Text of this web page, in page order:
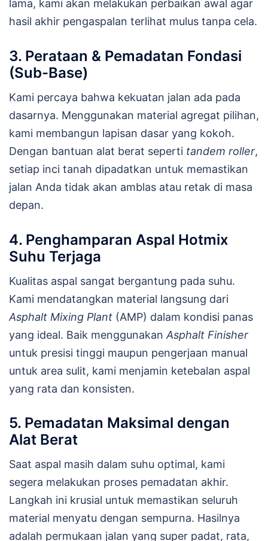
lama, kami akan melakukan perbaikan awal agar
hasil akhir pengaspalan terlihat mulus tanpa cela.
3. Perataan & Pemadatan Fondasi
(Sub-Base)
Kami percaya bahwa kekuatan jalan ada pada
dasarnya. Menggunakan material agregat pilihan,
kami membangun lapisan dasar yang kokoh.
Dengan bantuan alat berat seperti tandem roller,
setiap inci tanah dipadatkan untuk memastikan
jalan Anda tidak akan amblas atau retak di masa
depan.
4. Penghamparan Aspal Hotmix
Suhu Terjaga
Kualitas aspal sangat bergantung pada suhu.
Kami mendatangkan material langsung dari
Asphalt Mixing Plant (AMP) dalam kondisi panas
yang ideal. Baik menggunakan Asphalt Finisher
untuk presisi tinggi maupun pengerjaan manual
untuk area sulit, kami menjamin ketebalan aspal
yang rata dan konsisten.
5. Pemadatan Maksimal dengan
Alat Berat
Saat aspal masih dalam suhu optimal, kami
segera melakukan proses pemadatan akhir.
Langkah ini krusial untuk memastikan seluruh
material menyatu dengan sempurna. Hasilnya
adalah permukaan jalan yang super padat, rata,